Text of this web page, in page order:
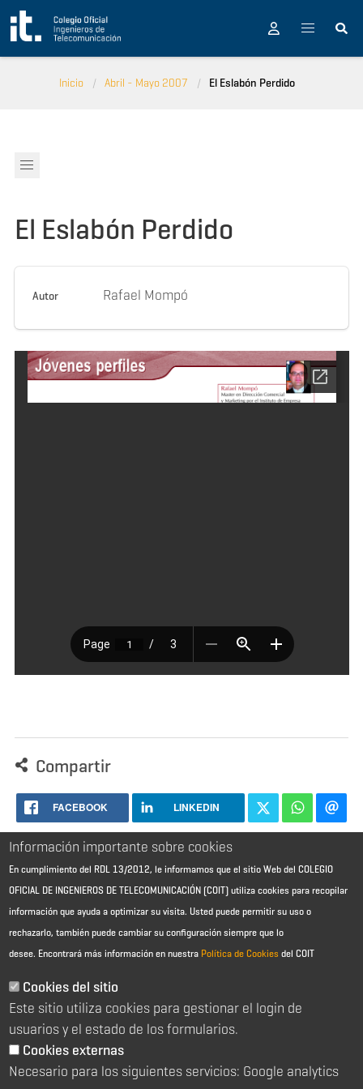
Pasar al contenido principal
Inicio Abril - Mayo 2007 El Eslabón Perdido
El Eslabón Perdido
Autor Rafael Mompó
Compartir
FACEBOOK LINKEDIN
Aviso Legal - Información general
Política de cookies
Política de reembolso
Sitemap
C/ Almagro 2 1º Izqda 28010 Madrid
Información importante sobre cookies
En cumplimiento del RDL 13/2012, le informamos que el sitio Web del COLEGIO
OFICIAL DE INGENIEROS DE TELECOMUNICACIÓN (COIT) utiliza cookies para recopilar
información que ayuda a optimizar su visita. Usted puede permitir su uso o
rechazarlo, también puede cambiar su configuración siempre que lo
desee. Encontrará más información en nuestra Política de Cookies del COIT
Cookies del sitio
Este sitio utiliza cookies para gestionar el login de
usuarios y el estado de los formularios.
Cookies externas
Necesario para los siguientes servicios: Google analytics